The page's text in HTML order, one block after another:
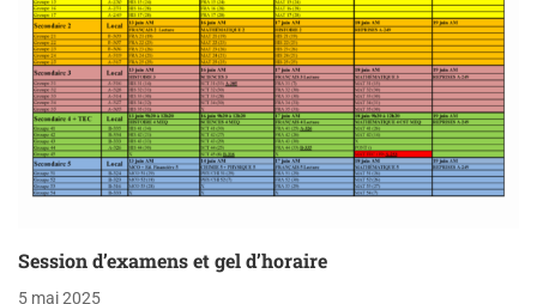
Session d’examens et gel d’horaire
5 mai 2025